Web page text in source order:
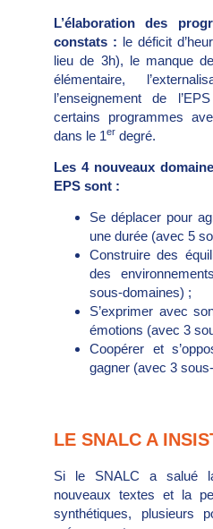
L’élaboration des
constats : le déficit
lieu de 3h), le manque
élémentaire,
l’enseignement de
certains programmes
dans le 1er degré.
Les 4 nouveaux
EPS sont :
Se déplacer pour
une durée (avec 5
Construire des
des
sous-domaines) ;
S’exprimer avec
émotions (avec 3
Coopérer et
gagner (avec 3
LE SNALC A
Si le SNALC a salué
nouveaux textes et la
synthétiques, plusieurs